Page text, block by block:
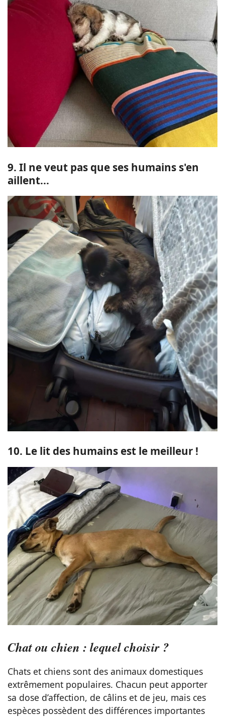
9. Il ne veut pas que ses humains s'en
aillent...
10. Le lit des humains est le meilleur !
Chat ou chien : lequel choisir ?
Chats et chiens sont des animaux domestiques
extrêmement populaires. Chacun peut apporter
sa dose d’affection, de câlins et de jeu, mais ces
espèces possèdent des différences importantes